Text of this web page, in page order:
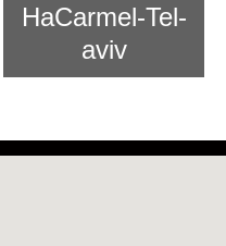
HaCarmel-Tel-
aviv